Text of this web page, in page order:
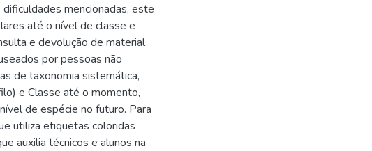
mencionadas, este
até o nível de classe e
e devolução de material
por pessoas não
de taxonomia sistemática,
e Classe até o momento,
de espécie no futuro. Para
utiliza etiquetas coloridas
auxilia técnicos e alunos na